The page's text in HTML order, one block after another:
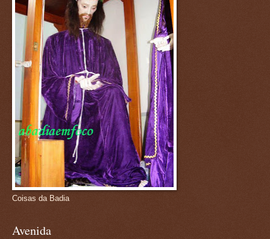
Coisas da Badia
Avenida